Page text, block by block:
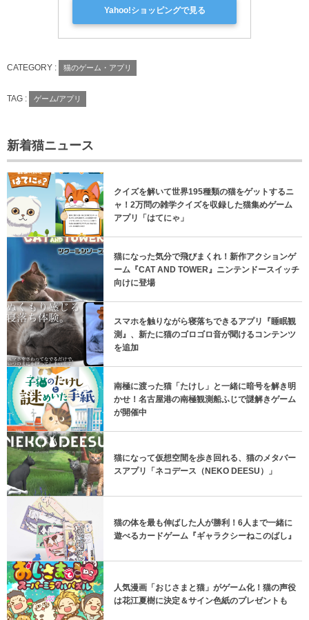
Yahoo!ショッピングで見る
CATEGORY : 猫のゲーム・アプリ
TAG : ゲーム/アプリ
新着猫ニュース
クイズを解いて世界195種類の猫をゲットするニ
ャ！2万問の雑学クイズを収録した猫集めゲーム
アプリ「はてにゃ」
猫になった気分で飛びまくれ！新作アクションゲ
ーム『CAT AND TOWER』ニンテンドースイッチ
向けに登場
スマホを触りながら寝落ちできるアプリ『睡眠観
測』、新たに猫のゴロゴロ音が聞けるコンテンツ
を追加
南極に渡った猫「たけし」と一緒に暗号を解き明
かせ！名古屋港の南極観測船ふじで謎解きゲーム
が開催中
猫になって仮想空間を歩き回れる、猫のメタバー
スアプリ「ネコデース（NEKO DEESU）」
猫の体を最も伸ばした人が勝利！6人まで一緒に
遊べるカードゲーム『ギャラクシーねこのばし』
人気漫画「おじさまと猫」がゲーム化！猫の声役
は花江夏樹に決定＆サイン色紙のプレゼントも